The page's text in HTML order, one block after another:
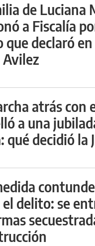
de Luciana
a Fiscalía
que declaró
atrás con
a una
qué decidió la
delito: se